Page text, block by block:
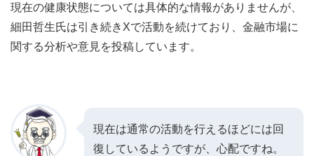
現在の健康状態については具体的な情報がありませんが、
細田哲生氏は引き続きXで活動を続けており、金融市場に
関する分析や意見を投稿しています。
現在は通常の活動を行えるほどには回
復しているようですが、心配ですね。